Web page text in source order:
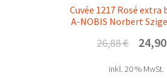
Cuvée 1217 Rosé extra
A-NOBIS Norbert
26,88€
war:
24,90
inkl. 20 % MwSt.